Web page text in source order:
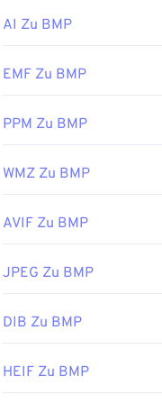
verfassen!
Verknüpfung mit
erstellen, beispielsweise
BMP-Dateien sind Adobe
Nützliche Links:
https://
AI Zu BMP
EMF Zu BMP
PPM Zu BMP
WMZ Zu BMP
AVIF Zu BMP
JPEG Zu BMP
DIB Zu BMP
HEIF Zu BMP